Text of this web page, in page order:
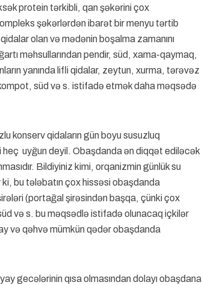
protein tərkibli, qan şəkərini çox
şəkərlərdən ibarət bir menyu tərtib
olan və mədənin boşalma zamanını
məhsullarından pendir, süd, xama-qaymaq,
yanında lifli qidalar, zeytun, xurma, tərəvəz
süd və s. istifadə etmək daha məqsədə
konserv qidaların gün boyu susuzluq
uyğun deyil. Obaşdanda ən diqqət ediləcək
Bildiyiniz kimi, orqanizmin günlük su
ki, bu tələbatın çox hissəsi obaşdanda
(portağal şirəsindən başqa, çünki çox
və s. bu məqsədlə istifadə olunacaq içkilər
və qəhvə mümkün qədər obaşdanda
gecələrinin qısa olmasından dolayı obaşdana